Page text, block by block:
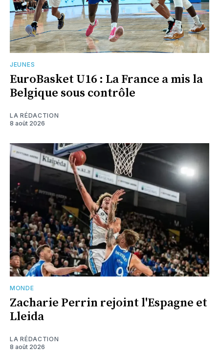
JEUNES
EuroBasket U16 : La France a mis la
Belgique sous contrôle
LA RÉDACTION
8 août 2026
MONDE
Zacharie Perrin rejoint l'Espagne et
Lleida
LA RÉDACTION
8 août 2026